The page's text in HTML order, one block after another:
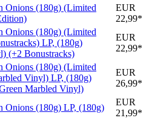
Onions (180g) (Limited
EUR
22,99*
Onions (180g) (Limited
LP, (180g)
(+2 Bonustracks)
EUR
22,99*
Onions (180g) (Limited
Vinyl) LP, (180g)
Marbled Vinyl)
EUR
26,99*
Onions (180g) LP, (180g)
EUR
21,99*